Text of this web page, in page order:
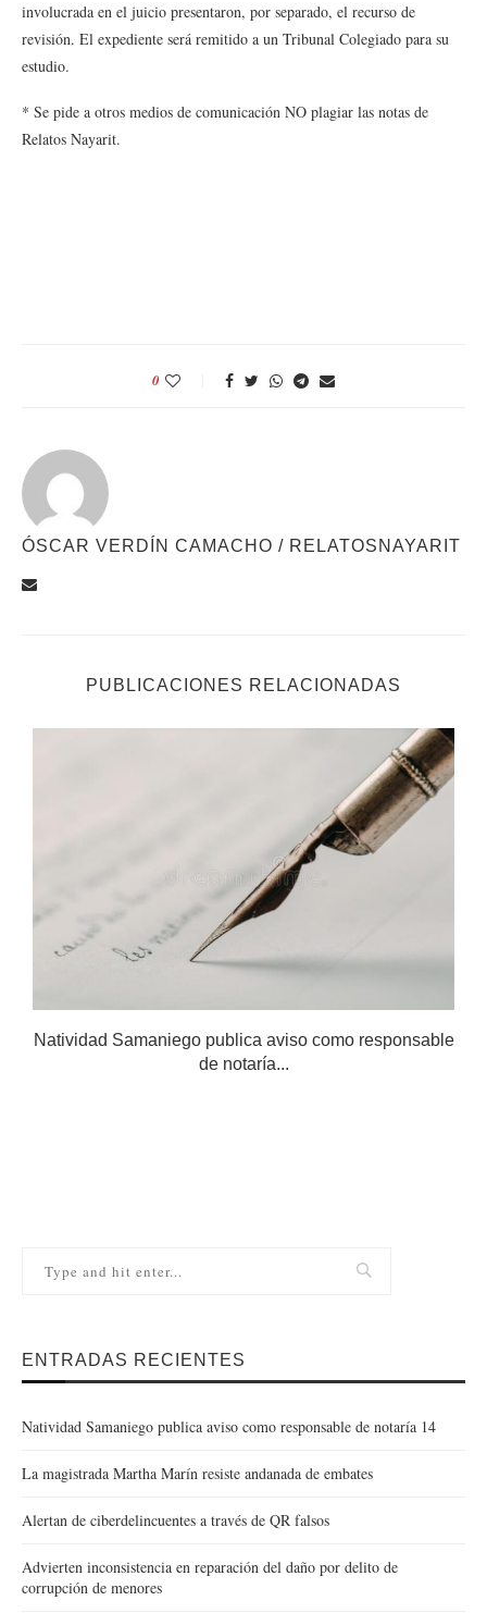
involucrada en el juicio presentaron, por separado, el recurso de
revisión. El expediente será remitido a un Tribunal Colegiado para su
estudio.
* Se pide a otros medios de comunicación NO plagiar las notas de
Relatos Nayarit.
0
ÓSCAR VERDÍN CAMACHO / RELATOSNAYARIT
PUBLICACIONES RELACIONADAS
Natividad Samaniego publica aviso como responsable
de notaría...
ENTRADAS RECIENTES
Natividad Samaniego publica aviso como responsable de notaría 14
La magistrada Martha Marín resiste andanada de embates
Alertan de ciberdelincuentes a través de QR falsos
Advierten inconsistencia en reparación del daño por delito de
corrupción de menores